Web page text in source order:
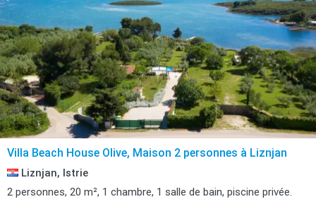
Villa Beach House Olive, Maison 2 personnes à Liznjan
Liznjan, Istrie
2 personnes, 20 m², 1 chambre, 1 salle de bain, piscine privée.